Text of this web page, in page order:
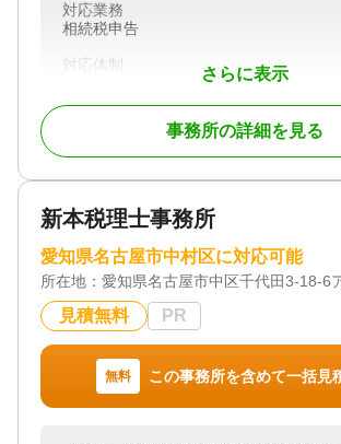
さらに表示
対応業務
相続税申告
対応体制
事務所の詳細を見る
新本税理士事務所
愛知県名古屋市中村区に対応可能
所在地： 愛知県名古屋市中区千代田3-18-6
見積無料 PR
無料 この事務所を含めて一括見